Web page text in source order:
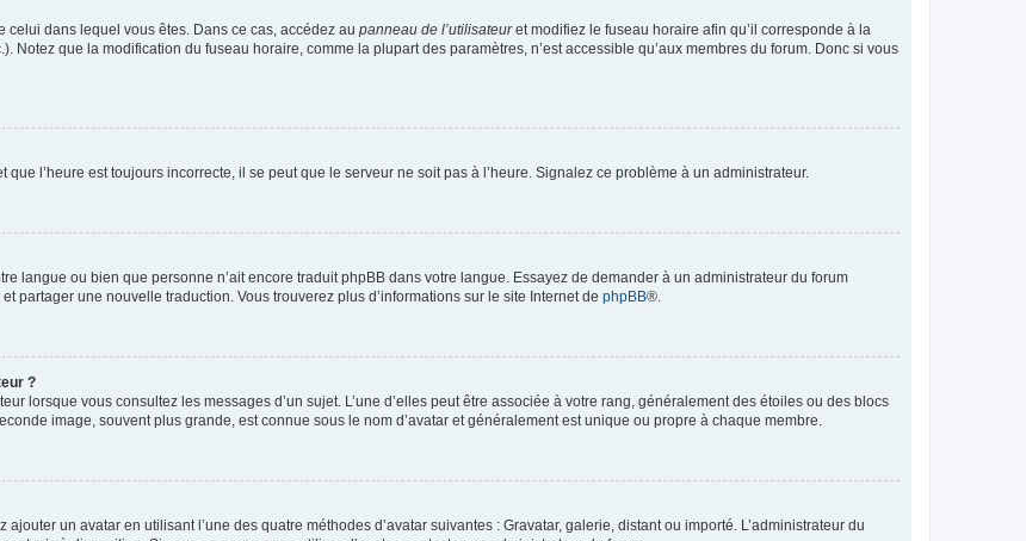
celui dans lequel vous êtes. Dans ce cas, accédez au panneau de l’utilisateuret modifiez le fuseau horaire afin qu’il corresponde à la
Notez que la modification du fuseau horaire, comme la plupart des paramètres, n’est accessible qu’aux membres du forum. Donc si vous
l’heure est toujours incorrecte, il se peut que le serveur ne soit pas à l’heure. Signalez ce problème à un administrateur.
langue ou bien que personne n’ait encore traduit phpBB dans votre langue. Essayez de demander à un administrateur du forum
partager une nouvelle traduction. Vous trouverez plus d’informations sur le site Internet de phpBB®.
?
lorsque vous consultez les messages d’un sujet. L’une d’elles peut être associée à votre rang, généralement des étoiles ou des blocs
image, souvent plus grande, est connue sous le nom d’avatar et généralement est unique ou propre à chaque membre.
un avatar en utilisant l’une des quatre méthodes d’avatar suivantes : Gravatar, galerie, distant ou importé. L’administrateur du